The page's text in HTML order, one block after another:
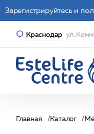
Зарегистрируйтесь и
Краснодар ул.
Главная Каталог